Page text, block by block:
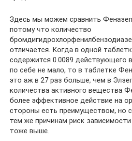
Здесь мы можем сравнить
потому что количество
отличается. Когда в одной
содержится 0.0089 действующего
по себе не мало, то в таблетке
это аж в 27 раз больше, чем в
количества активного вещества
более эффективное действие на
стороны есть преимуществом, но
тем же причинам риск
тоже выше.